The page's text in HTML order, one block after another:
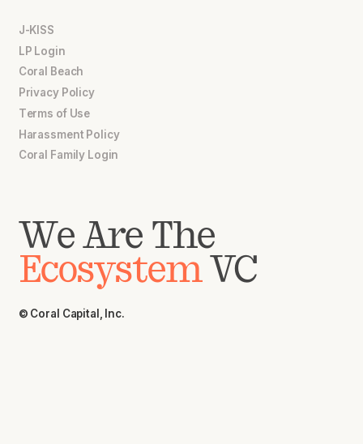
J-KISS
LP Login
Coral Beach
Privacy Policy
Terms of Use
Harassment Policy
Coral Family Login
We Are The
EcosystemVC
© Coral Capital, Inc.